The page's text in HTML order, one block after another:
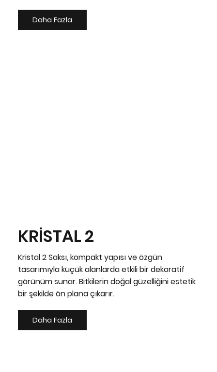
Daha Fazla
KRİSTAL 2
Kristal 2 Saksı, kompakt yapısı ve özgün
tasarımıyla küçük alanlarda etkili bir dekoratif
görünüm sunar. Bitkilerin doğal güzelliğini estetik
bir şekilde ön plana çıkarır.
Daha Fazla